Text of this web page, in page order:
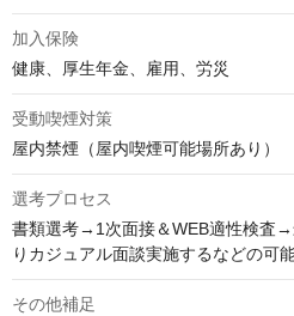
加入保険
健康、厚生年金、雇用、労災
受動喫煙対策
屋内禁煙（屋内喫煙可能場所あり）
選考プロセス
書類選考→1次面接＆WEB適性検査
りカジュアル面談実施するなどの可
その他補足